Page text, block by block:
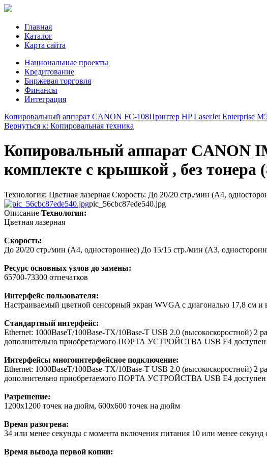
Главная
Каталог
Карта сайта
Национальные проекты
Кредитование
Биржевая торговля
Финансы
Интеграция
Копировальный аппарат CANON FC-108Принтер HP LaserJet Enterprise
Вернуться к: Копировальная техника
Копировальный аппарат CANON
комплекте с крышкой , без тонера
Технология: Цветная лазерная Скорость: До 20/20 стр./мин (A4,
pic_56cbc87ede540.jpg
Описание Технология:
Цветная лазерная
Скорость:
До 20/20 стр./мин (A4, одностороннее) До 15/15 стр./мин (A3,
Ресурс основных узлов до замены:
65700-73300 отпечатков
Интерфейс пользователя:
Настраиваемый цветной сенсорный экран WVGA с диагональю 17,8 см и
Стандартный интерфейс:
Ethernet: 1000BaseT/100Base-TX/10Base-T USB 2.0 (высокоскоростной)
дополнительно приобретаемого ПОРТА УСТРОЙСТВА USB E4 доступен
Интерфейсы многоинтерфейсное подключение:
Ethernet: 1000BaseT/100Base-TX/10Base-T USB 2.0 (высокоскоростной)
дополнительно приобретаемого ПОРТА УСТРОЙСТВА USB E4 доступен
Разрешение:
1200x1200 точек на дюйм, 600x600 точек на дюйм
Время разогрева:
34 или менее секунды с момента включения питания 10 или менее
Время вывода первой копии: